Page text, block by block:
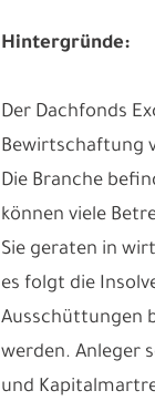
Hintergründe:
Der Dachfonds
Bewirtschaftung
Die Branche
können viele
Sie geraten in
es folgt die
Ausschüttungen
werden. Anleger
und